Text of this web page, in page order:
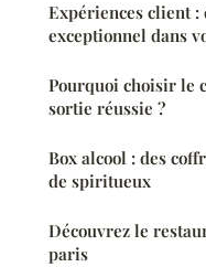
Expériences client
exceptionnel dans
Pourquoi choisir le
sortie réussie ?
Box alcool : des
de spiritueux
Découvrez le
paris